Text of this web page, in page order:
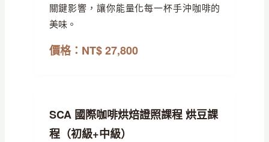
關鍵影響，讓你能量化每一杯手沖咖啡的
美味。
價格：NT$ 27,800
SCA 國際咖啡烘焙證照課程 烘豆課
程（初級+中級）